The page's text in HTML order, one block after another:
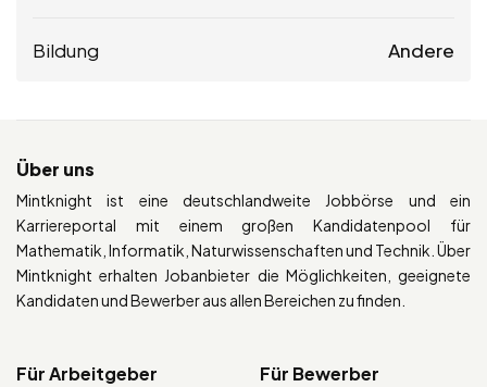
Bildung Andere
Über uns
Mintknight ist eine deutschlandweite Jobbörse und ein
Karriereportal mit einem großen Kandidatenpool für
Mathematik, Informatik, Naturwissenschaften und Technik. Über
Mintknight erhalten Jobanbieter die Möglichkeiten, geeignete
Kandidaten und Bewerber aus allen Bereichen zu finden.
Für Arbeitgeber Für Bewerber